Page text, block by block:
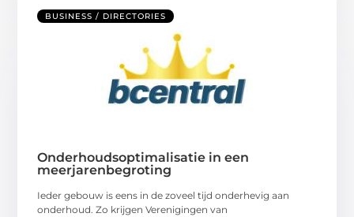
BUSINESS / DIRECTORIES
Onderhoudsoptimalisatie in een
meerjarenbegroting
Ieder gebouw is eens in de zoveel tijd onderhevig aan
onderhoud. Zo krijgen Verenigingen van